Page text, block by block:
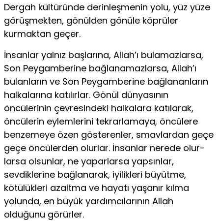
Dergah kültüründe derinleşmenin yolu, yüz yüze
görüş­mekten, gönülden gönüle köprüler
kurmaktan geçer.
İnsanlar yalnız başlarına, Allah’ı bulamazlarsa,
Son Peygamberine bağlanamazlarsa, Allah’ı
bulanların ve Son Pey­gamberine bağlananların
halkalarına katılırlar. Gönül dünyası­nın
öncülerinin çevresindeki halkalara katılarak,
öncülerin ey­lemlerini tekrarlamaya, öncülere
benzemeye özen gösterenler, smavlardan geçe
geçe öncülerden olurlar. İnsanlar nerede olur­
larsa olsunlar, ne yaparlarsa yapsınlar,
sevdiklerine bağlanarak, iyilikleri büyütme,
kötülükleri azaltma ve hayatı yaşanır kılma
yolunda, en büyük yardımcılarının Allah
olduğunu görürler.